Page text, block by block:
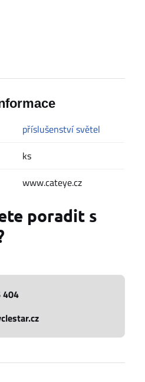
příslušenství světel
ks
www.cateye.cz
poradit s
404